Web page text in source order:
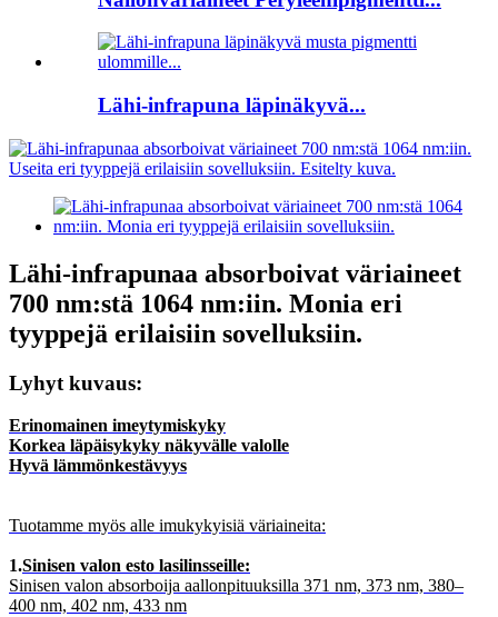
Lähi-infrapuna läpinäkyvä...
Lähi-infrapunaa absorboivat väriaineet
700 nm:stä 1064 nm:iin. Monia eri
tyyppejä erilaisiin sovelluksiin.
Lyhyt kuvaus:
Erinomainen imeytymiskyky
Korkea läpäisykyky näkyvälle valolle
Hyvä lämmönkestävyys
Tuotamme myös alle imukykyisiä väriaineita:
1.Sinisen valon esto lasilinsseille:
Sinisen valon absorboija aallonpituuksilla 371 nm, 373 nm, 380–
400 nm, 402 nm, 433 nm